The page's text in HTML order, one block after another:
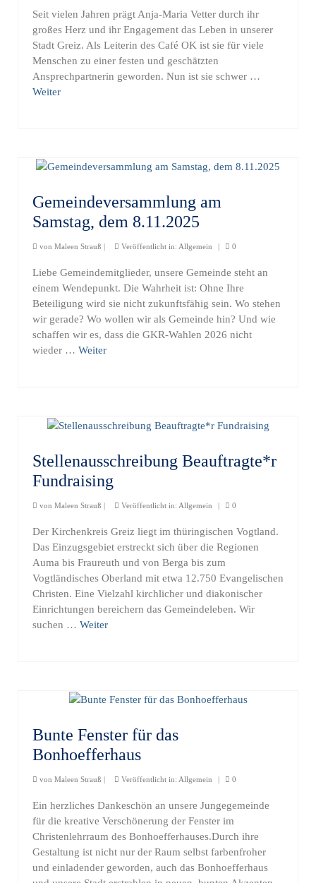
Seit vielen Jahren prägt Anja-Maria Vetter durch ihr
großes Herz und ihr Engagement das Leben in unserer
Stadt Greiz. Als Leiterin des Café OK ist sie für viele
Menschen zu einer festen und geschätzten
Ansprechpartnerin geworden. Nun ist sie schwer …
Weiter
Gemeindeversammlung am
Samstag, dem 8.11.2025
von Maleen Strauß Veröffentlicht in: Allgemein 0
Liebe Gemeindemitglieder, unsere Gemeinde steht an
einem Wendepunkt. Die Wahrheit ist: Ohne Ihre
Beteiligung wird sie nicht zukunftsfähig sein. Wo stehen
wir gerade? Wo wollen wir als Gemeinde hin? Und wie
schaffen wir es, dass die GKR-Wahlen 2026 nicht
wieder … Weiter
Stellenausschreibung Beauftragte*r
Fundraising
von Maleen Strauß | Veröffentlicht in: Allgemein | 0
Der Kirchenkreis Greiz liegt im thüringischen Vogtland.
Das Einzugsgebiet erstreckt sich über die Regionen
Auma bis Fraureuth und von Berga bis zum
Vogtländisches Oberland mit etwa 12.750 Evangelischen
Christen. Eine Vielzahl kirchlicher und diakonischer
Einrichtungen bereichern das Gemeindeleben. Wir
suchen … Weiter
Bunte Fenster für das
Bonhoefferhaus
von Maleen Strauß Veröffentlicht in: Allgemein 0
Ein herzliches Dankeschön an unsere Jungegemeinde
für die kreative Verschönerung der Fenster im
Christenlehrraum des Bonhoefferhauses.Durch ihre
Gestaltung ist nicht nur der Raum selbst farbenfroher
und einladender geworden, auch das Bonhoefferhaus